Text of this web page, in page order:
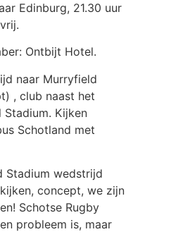
Edinburg, 21.30 uur
Ontbijt Hotel.
naar Murryfield
, club naast het
Kijken
Schotland met
Stadium wedstrijd
concept, we zijn
Schotse Rugby
probleem is, maar